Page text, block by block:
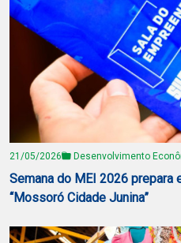
21/05/2026 Desenvolvimento
Semana do MEI 2026 prepara
“Mossoró Cidade Junina”